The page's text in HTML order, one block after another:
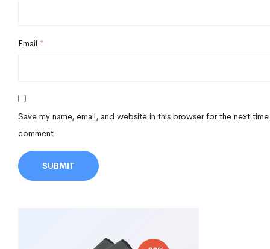
Email *
Save my name, email, and website in this browser for the next
comment.